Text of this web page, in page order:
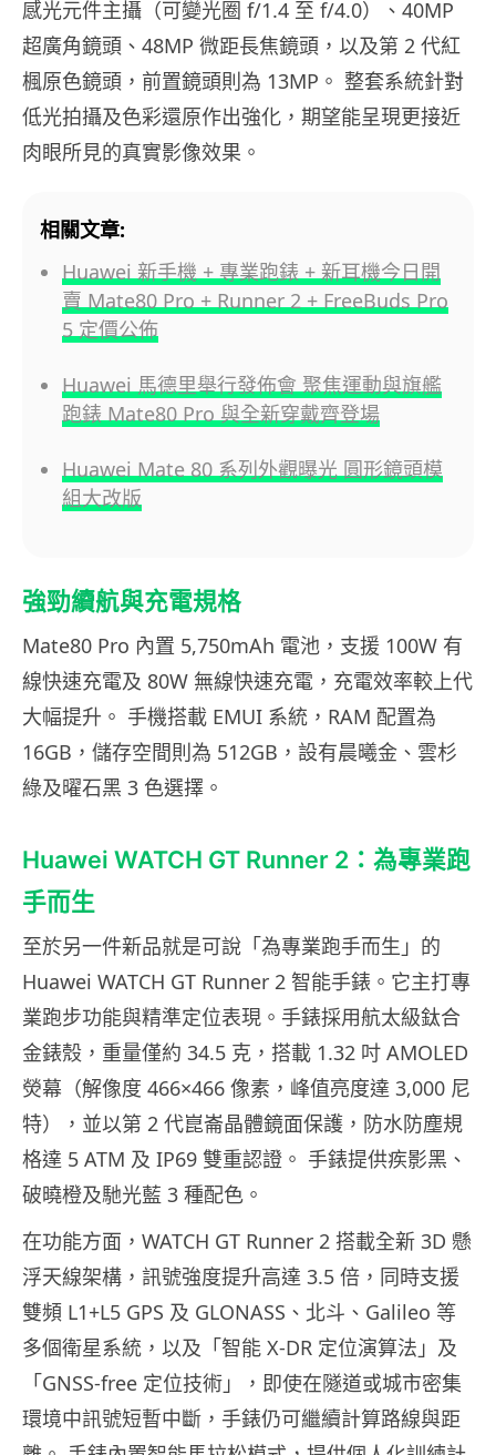
感光元件主攝（可變光圈 f/1.4 至 f/4.0）、40MP
超廣角鏡頭、48MP 微距長焦鏡頭，以及第 2 代紅
楓原色鏡頭，前置鏡頭則為 13MP。 整套系統針對
低光拍攝及色彩還原作出強化，期望能呈現更接近
肉眼所見的真實影像效果。​
相關文章:
Huawei 新手機 + 專業跑錶 + 新耳機今日開
賣 Mate80 Pro + Runner 2 + FreeBuds Pro
5 定價公佈
Huawei 馬德里舉行發佈會 聚焦運動與旗艦
跑錶 Mate80 Pro 與全新穿戴齊登場
Huawei Mate 80 系列外觀曝光 圓形鏡頭模
組大改版
強勁續航與充電規格
Mate80 Pro 內置 5,750mAh 電池，支援 100W 有
線快速充電及 80W 無線快速充電，充電效率較上代
大幅提升。 手機搭載 EMUI 系統，RAM 配置為
16GB，儲存空間則為 512GB，設有晨曦金、雲杉
綠及曜石黑 3 色選擇。
Huawei WATCH GT Runner 2：為專業跑
手而生
至於另一件新品就是可說「為專業跑手而生」的
Huawei WATCH GT Runner 2 智能手錶。它主打專
業跑步功能與精準定位表現。手錶採用航太級鈦合
金錶殼，重量僅約 34.5 克，搭載 1.32 吋 AMOLED
熒幕（解像度 466×466 像素，峰值亮度達 3,000 尼
特），並以第 2 代崑崙晶體鏡面保護，防水防塵規
格達 5 ATM 及 IP69 雙重認證。 手錶提供疾影黑、
破曉橙及馳光藍 3 種配色。
在功能方面，WATCH GT Runner 2 搭載全新 3D 懸
浮天線架構，訊號強度提升高達 3.5 倍，同時支援
雙頻 L1+L5 GPS 及 GLONASS、北斗、Galileo 等
多個衛星系統，以及「智能 X-DR 定位演算法」及
「GNSS-free 定位技術」，即使在隧道或城市密集
環境中訊號短暫中斷，手錶仍可繼續計算路線與距